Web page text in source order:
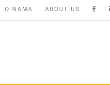
O NAMA ABOUT US